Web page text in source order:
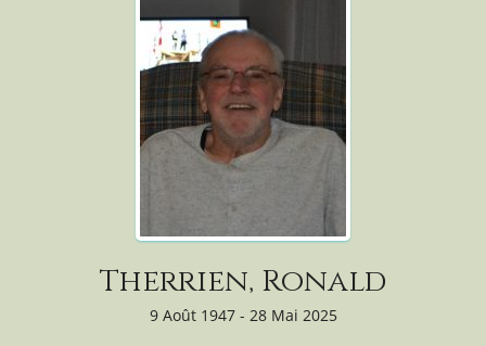
Therrien, Ronald
9 Août 1947 - 28 Mai 2025